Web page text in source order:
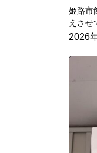
姫路市
えさせ
2026